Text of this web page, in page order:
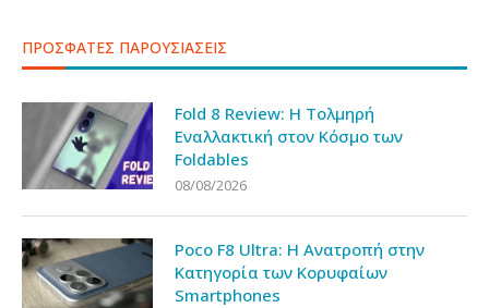
ΠΡΟΣΦΑΤΕΣ ΠΑΡΟΥΣΙΑΣΕΙΣ
Fold 8 Review: Η Τολμηρή
Εναλλακτική στον Κόσμο των
Foldables
08/08/2026
Poco F8 Ultra: Η Ανατροπή στην
Κατηγορία των Κορυφαίων
Smartphones